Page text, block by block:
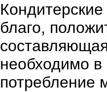
благо,
необходимо
потребление